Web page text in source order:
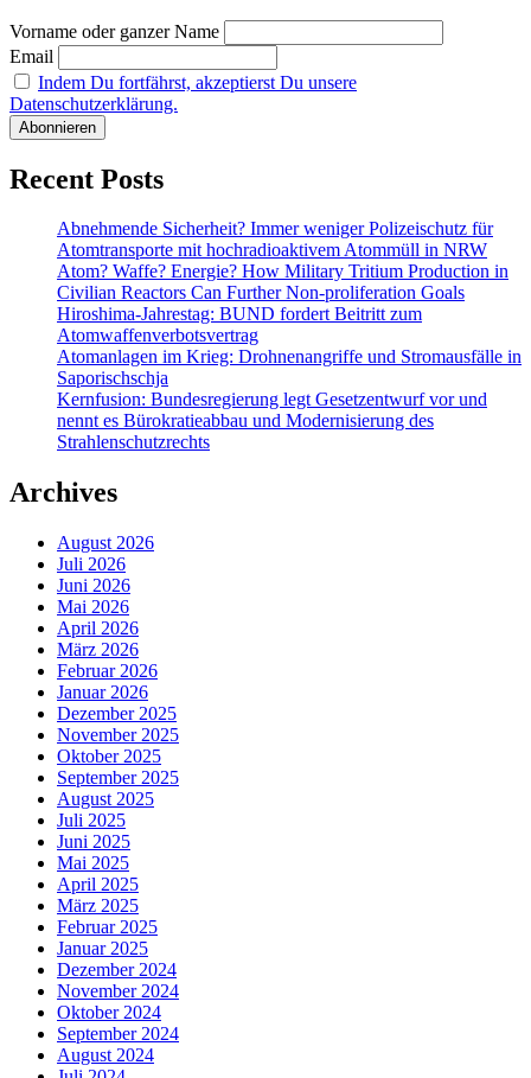
Neumann
hat
ausgedient
Vorname oder ganzer Name
Email
Indem Du fortfährst, akzeptierst Du unsere
Datenschutzerklärung.
Recent Posts
Abnehmende Sicherheit? Immer weniger Polizeischutz für
Atomtransporte mit hochradioaktivem Atommüll in NRW
Atom? Waffe? Energie? How Military Tritium Production in
Civilian Reactors Can Further Non-proliferation Goals
Hiroshima-Jahrestag: BUND fordert Beitritt zum
Atomwaffenverbotsvertrag
Atomanlagen im Krieg: Drohnenangriffe und Stromausfälle in
Saporischschja
Kernfusion: Bundesregierung legt Gesetzentwurf vor und
nennt es Bürokratieabbau und Modernisierung des
Strahlenschutzrechts
Archives
August 2026
Juli 2026
Juni 2026
Mai 2026
April 2026
März 2026
Februar 2026
Januar 2026
Dezember 2025
November 2025
Oktober 2025
September 2025
August 2025
Juli 2025
Juni 2025
Mai 2025
April 2025
März 2025
Februar 2025
Januar 2025
Dezember 2024
November 2024
Oktober 2024
September 2024
August 2024